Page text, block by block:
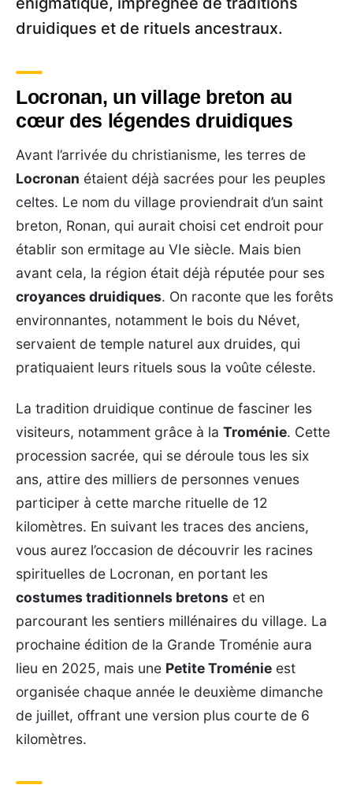
druidiques et de rituels ancestraux.
Locronan, un village breton au
cœur des légendes druidiques
Avant l’arrivée du christianisme, les terres de
Locronan étaient déjà sacrées pour les peuples
celtes. Le nom du village proviendrait d’un saint
breton, Ronan, qui aurait choisi cet endroit pour
établir son ermitage au VIe siècle. Mais bien
avant cela, la région était déjà réputée pour ses
croyances druidiques. On raconte que les forêts
environnantes, notamment le bois du Névet,
servaient de temple naturel aux druides, qui
pratiquaient leurs rituels sous la voûte céleste.
La tradition druidique continue de fasciner les
visiteurs, notamment grâce à la Troménie. Cette
procession sacrée, qui se déroule tous les six
ans, attire des milliers de personnes venues
participer à cette marche rituelle de 12
kilomètres. En suivant les traces des anciens,
vous aurez l’occasion de découvrir les racines
spirituelles de Locronan, en portant les
costumes traditionnels bretons et en
parcourant les sentiers millénaires du village. La
prochaine édition de la Grande Troménie aura
lieu en 2025, mais une Petite Troménie est
organisée chaque année le deuxième dimanche
de juillet, offrant une version plus courte de 6
kilomètres.